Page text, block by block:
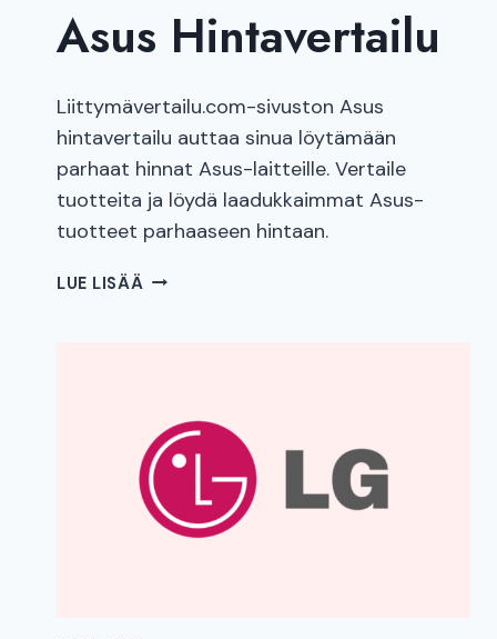
Asus Hintavertailu
Liittymävertailu.com-sivuston Asus
hintavertailu auttaa sinua löytämään
parhaat hinnat Asus-laitteille. Vertaile
tuotteita ja löydä laadukkaimmat Asus-
tuotteet parhaaseen hintaan.
LUE LISÄÄ ASUS